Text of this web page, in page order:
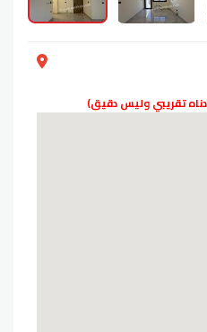
تقريبي وليس دقيق)